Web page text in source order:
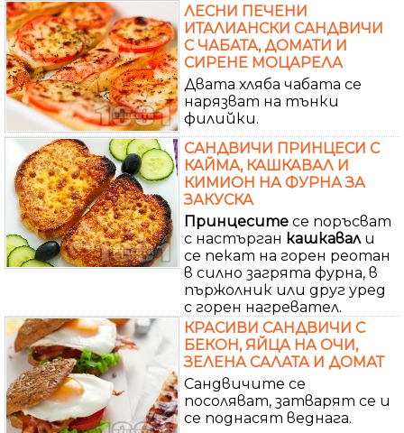
ЛЕСНИ ПЕЧЕНИ
ИТАЛИАНСКИ САНДВИЧИ
С ЧАБАТА, ДОМАТИ И
СИРЕНЕ МОЦАРЕЛА
Двата хляба чабата се
нарязват на тънки
филийки.
САНДВИЧИ ПРИНЦЕСИ С
КАЙМА, КАШКАВАЛ И
КИМИОН НА ФУРНА ЗА
ЗАКУСКА
Принцесите се поръсват
с настърган кашкавал и
се пекат на горен реотан
в силно загрята фурна, в
пържолник или друг уред
с горен нагревател.
КРАСИВИ САНДВИЧИ С
БЕКОН, ЯЙЦА НА ОЧИ,
ЗЕЛЕНА САЛАТА И ДОМАТ
Сандвичите се
посоляват, затварят се и
се поднасят веднага.